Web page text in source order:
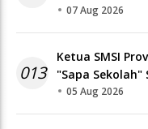
07 Aug 2026
013
Ketua SMSI
"Sapa Sekolah"
05 Aug 2026